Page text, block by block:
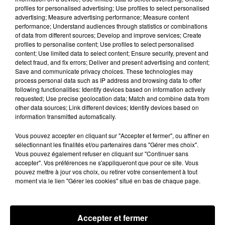
À quelques semaines de la première édition de
Stars'Terre, organisée du 18 au 20 septembre 2026 au
Château de Courtalain, Philippe Palmieri, président...
LES JEUX Voir plus
profiles for personalised advertising; Use profiles to select personalised
advertising; Measure advertising performance; Measure content
performance; Understand audiences through statistics or combinations
of data from different sources; Develop and improve services; Create
profiles to personalise content; Use profiles to select personalised
content; Use limited data to select content; Ensure security, prevent and
detect fraud, and fix errors; Deliver and present advertising and content;
Save and communicate privacy choices. These technologies may
process personal data such as IP address and browsing data to offer
following functionalities: Identify devices based on information actively
requested; Use precise geolocation data; Match and combine data from
other data sources; Link different devices; Identify devices based on
information transmitted automatically.
Vous pouvez accepter en cliquant sur "Accepter et fermer", ou affiner en
sélectionnant les finalités et/ou partenaires dans "Gérer mes choix".
Vous pouvez également refuser en cliquant sur "Continuer sans
accepter". Vos préférences ne s'appliqueront que pour ce site. Vous
pouvez mettre à jour vos choix, ou retirer votre consentement à tout
moment via le lien "Gérer les cookies" situé en bas de chaque page.
Accepter et fermer